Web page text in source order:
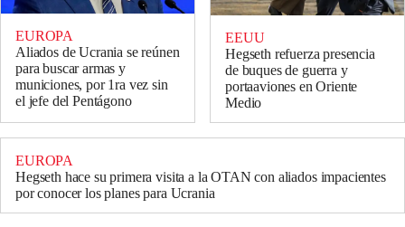
EUROPA
Aliados de Ucrania se reúnen
para buscar armas y
municiones, por 1ra vez sin
el jefe del Pentágono
EEUU
Hegseth refuerza presencia
de buques de guerra y
portaaviones en Oriente
Medio
EUROPA
Hegseth hace su primera visita a la OTAN con aliados impacientes
por conocer los planes para Ucrania